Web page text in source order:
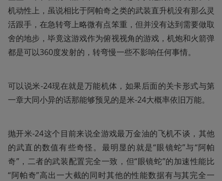
机动性上，虽说相比于阿帕奇之类的武装直升机没有那么灵
活跟手，在急转弯上略微有点笨重，但并没有达到需要做取
舍的地步，毕竟这游戏作为俯视视角的游戏，机炮和火箭弹
都是可以360度发射的，转弯慢一些不影响任何事情。
可以说米-24现在就是万能机体，如果后面的关卡形式与第
一章大同小异的话那能够预见的是米-24大概率依旧万能。
抛开米-24这个目前来说全游戏最万金油的飞机不谈，其他
的武直的数值有些奇怪。最明显的就是“眼镜蛇”与“阿帕
奇”，二者的武装配置完全一致，但“眼镜蛇”的加速性能比
“阿帕奇”高出一大截的同时其他的性能数据有与其完全一